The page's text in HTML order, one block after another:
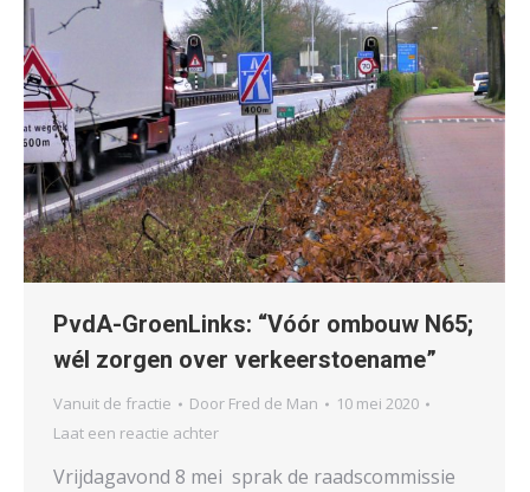
PvdA-GroenLinks: “Vóór ombouw N65;
wél zorgen over verkeerstoename”
Vanuit de fractie Door Fred de Man
10 mei 2020
Laat een reactie achter
Vrijdagavond 8 mei sprak de raadscommissie